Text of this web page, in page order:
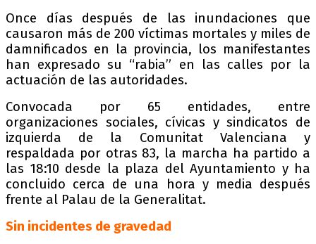
Once días después de las inundaciones que
causaron más de 200 víctimas mortales y miles de
damnificados en la provincia, los manifestantes
han expresado su “rabia” en las calles por la
actuación de las autoridades.
Convocada por 65 entidades, entre
organizaciones sociales, cívicas y sindicatos de
izquierda de la Comunitat Valenciana y
respaldada por otras 83, la marcha ha partido a
las 18:10 desde la plaza del Ayuntamiento y ha
concluido cerca de una hora y media después
frente al Palau de la Generalitat.
Sin incidentes de gravedad